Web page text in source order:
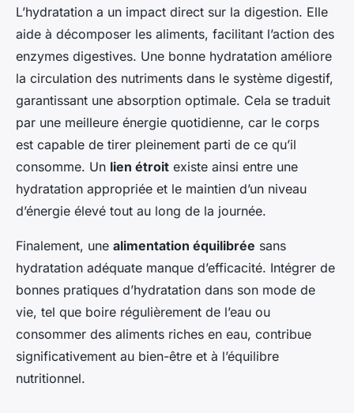
L’hydratation a un impact direct sur la digestion. Elle
aide à décomposer les aliments, facilitant l’action des
enzymes digestives. Une bonne hydratation améliore
la circulation des nutriments dans le système digestif,
garantissant une absorption optimale. Cela se traduit
par une meilleure énergie quotidienne, car le corps
est capable de tirer pleinement parti de ce qu’il
consomme. Un lien étroit existe ainsi entre une
hydratation appropriée et le maintien d’un niveau
d’énergie élevé tout au long de la journée.
Finalement, une alimentation équilibrée sans
hydratation adéquate manque d’efficacité. Intégrer de
bonnes pratiques d’hydratation dans son mode de
vie, tel que boire régulièrement de l’eau ou
consommer des aliments riches en eau, contribue
significativement au bien-être et à l’équilibre
nutritionnel.